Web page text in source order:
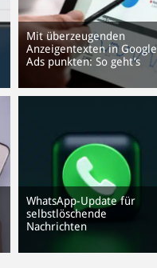
Mit überzeugenden
Anzeigentexten in Google
Ads punkten: So geht’s
WhatsApp-Update für
selbstlöschende
Nachrichten